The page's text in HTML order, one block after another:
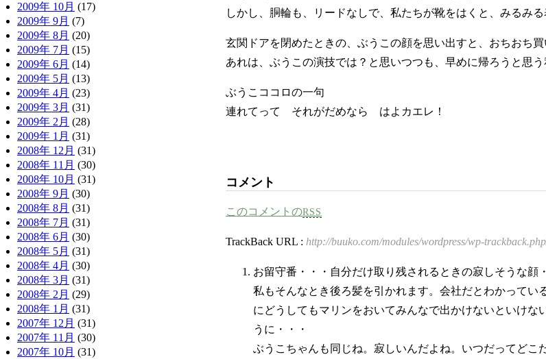
2009年 10月 (17)
2009年 9月 (7)
2009年 8月 (20)
2009年 7月 (15)
2009年 6月 (14)
2009年 5月 (13)
2009年 4月 (23)
2009年 3月 (31)
2009年 2月 (28)
2009年 1月 (31)
2008年 12月 (31)
2008年 11月 (30)
2008年 10月 (31)
2008年 9月 (30)
2008年 8月 (31)
2008年 7月 (31)
2008年 6月 (30)
2008年 5月 (31)
2008年 4月 (30)
2008年 3月 (31)
2008年 2月 (29)
2008年 1月 (31)
2007年 12月 (31)
2007年 11月 (30)
2007年 10月 (31)
しかし、胴輪も、リードなしで、私たちが靴をはくと、みるみる
玄関ドアを閉めたときの、ぶうこの顔を思い出すと、おちおち
あれは、ぶうこの演技では？と思いつつも、早めに帰ろうと思う
ぶうこココロの一句
連れてって それがだめなら はよカエレ！
コメント
このコメントのRSS
TrackBack URL : http://buuko.com/modules/wordpress/wp-
お留守番・・・自分だけ取り残されるときの寂しそうな顔
私もそんなとき後ろ髪を引かれます。会社だとわかって
にどうしてもマリンをおいてみんなで出かけないといけ
うに・・・
ぶうこちゃんも同じね。寂しいんだよね。いつだってどこ